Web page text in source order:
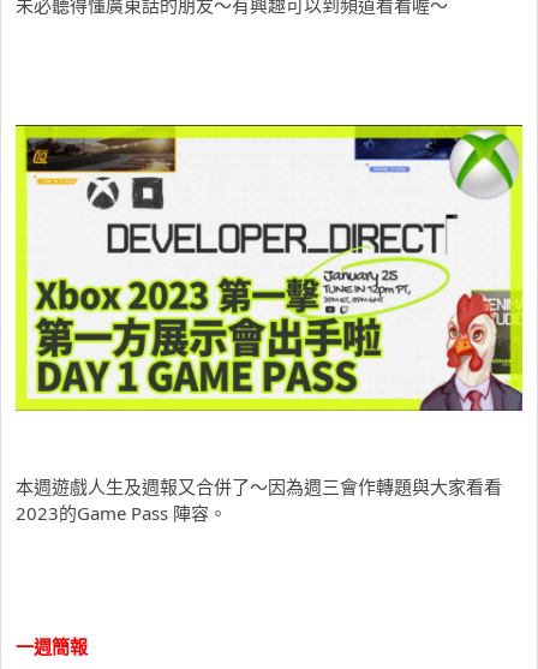
本週遊戲人生及週報又合併了～因為週三會作轉題與大家看看
2023的Game Pass 陣容。
一週簡報